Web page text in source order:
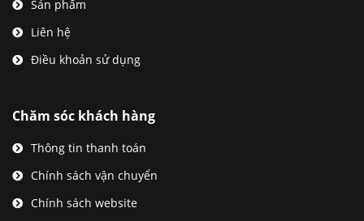
Sản phẩm
Liên hệ
Điều khoản sử dụng
Chăm sóc khách hàng
Thông tin thanh toán
Chính sách vận chuyển
Chính sách website